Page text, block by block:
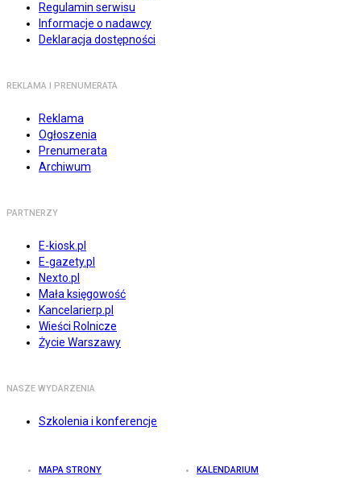
Regulamin serwisu
Informacje o nadawcy
Deklaracja dostępności
REKLAMA I PRENUMERATA
Reklama
Ogłoszenia
Prenumerata
Archiwum
PARTNERZY
E-kiosk.pl
E-gazety.pl
Nexto.pl
Mała księgowość
Kancelarierp.pl
Wieści Rolnicze
Życie Warszawy
NASZE WYDARZENIA
Szkolenia i konferencje
MAPA STRONY KALENDARIUM